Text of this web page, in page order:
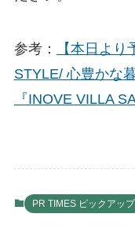
参考：
【本日よ
STYLE/ 心豊かな
『INOVE VILLA
PR TIMES ピックアップ